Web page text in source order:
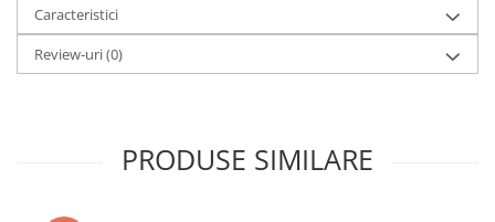
Caracteristici
Review-uri(0)
PRODUSE SIMILARE